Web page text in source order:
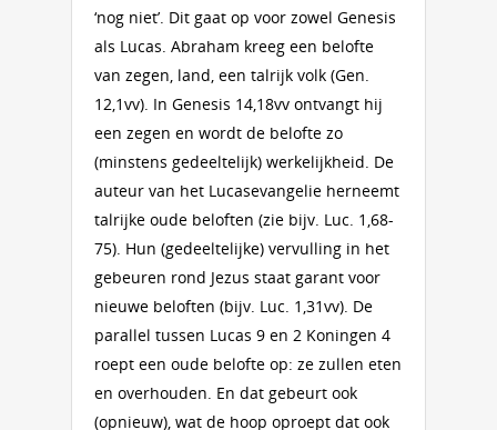
‘nog niet’. Dit gaat op voor zowel Genesis
als Lucas. Abraham kreeg een belofte
van zegen, land, een talrijk volk (Gen.
12,1vv). In Genesis 14,18vv ontvangt hij
een zegen en wordt de belofte zo
(minstens gedeeltelijk) werkelijkheid. De
auteur van het Lucasevangelie herneemt
talrijke oude beloften (zie bijv. Luc. 1,68-
75). Hun (gedeeltelijke) vervulling in het
gebeuren rond Jezus staat garant voor
nieuwe beloften (bijv. Luc. 1,31vv). De
parallel tussen Lucas 9 en 2 Koningen 4
roept een oude belofte op: ze zullen eten
en overhouden. En dat gebeurt ook
(opnieuw), wat de hoop oproept dat ook